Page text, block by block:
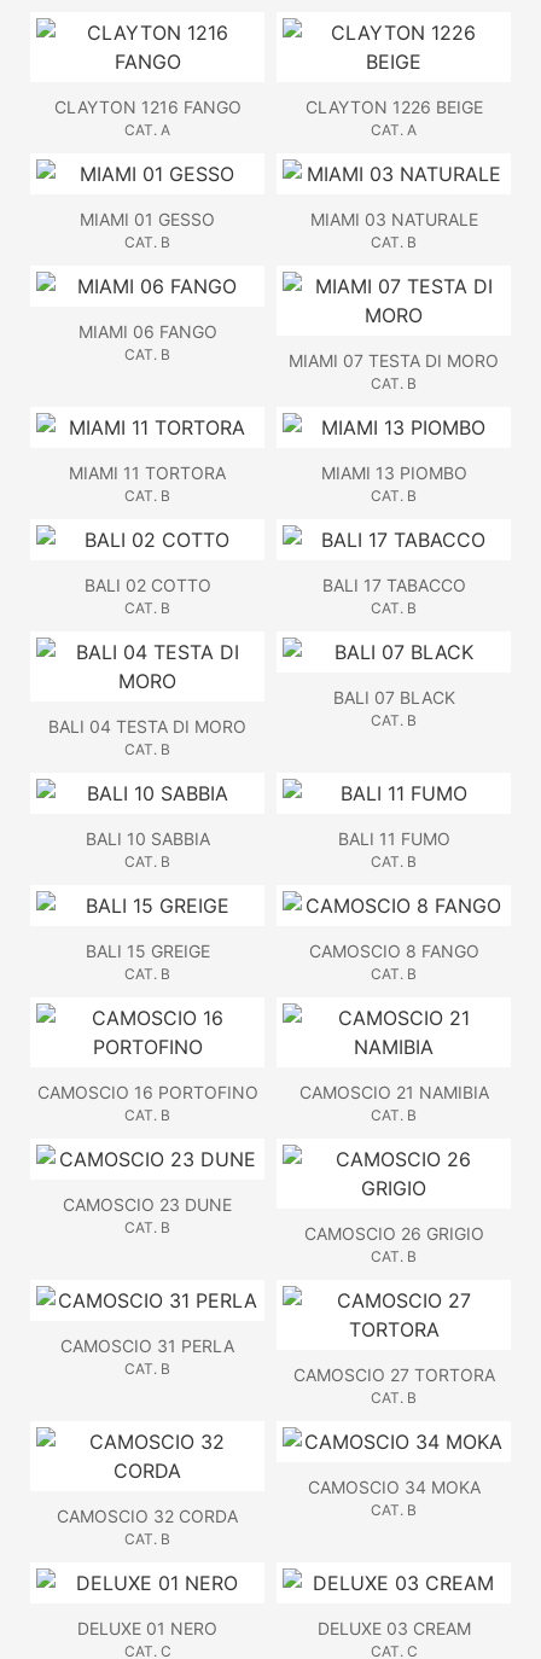
CLAYTON 1216 FANGO
CAT. A
CLAYTON 1226 BEIGE
CAT. A
MIAMI 01 GESSO
CAT. B
MIAMI 03 NATURALE
CAT. B
MIAMI 06 FANGO
CAT. B MIAMI 07 TESTA DI MORO
CAT. B
MIAMI 11 TORTORA
CAT. B
MIAMI 13 PIOMBO
CAT. B
BALI 02 COTTO
CAT. B
BALI 17 TABACCO
CAT. B
BALI 04 TESTA DI MORO
CAT. B
BALI 07 BLACK
CAT. B
BALI 10 SABBIA
CAT. B
BALI 11 FUMO
CAT. B
BALI 15 GREIGE
CAT. B
CAMOSCIO 8 FANGO
CAT. B
CAMOSCIO 16 PORTOFINO
CAT. B
CAMOSCIO 21 NAMIBIA
CAT. B
CAMOSCIO 23 DUNE
CAT. B CAMOSCIO 26 GRIGIO
CAT. B
CAMOSCIO 31 PERLA
CAT. B CAMOSCIO 27 TORTORA
CAT. B
CAMOSCIO 32 CORDA
CAT. B
CAMOSCIO 34 MOKA
CAT. B
DELUXE 01 NERO
CAT. C
DELUXE 03 CREAM
CAT. C